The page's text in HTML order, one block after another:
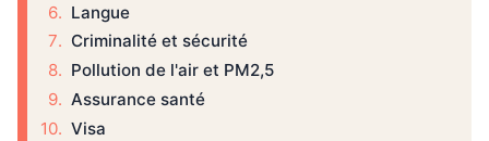
Langue
Criminalité et sécurité
Pollution de l'air et PM2,5
Assurance santé
Visa